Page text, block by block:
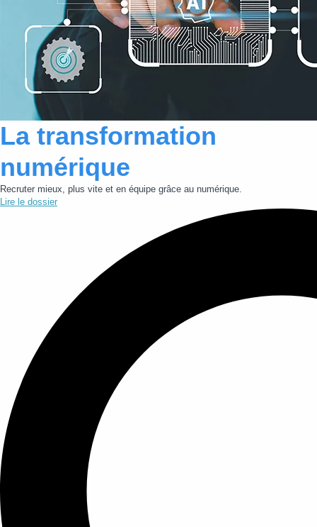
La transformation
numérique
Recruter mieux, plus vite et en équipe grâce au numérique.
Lire le dossier